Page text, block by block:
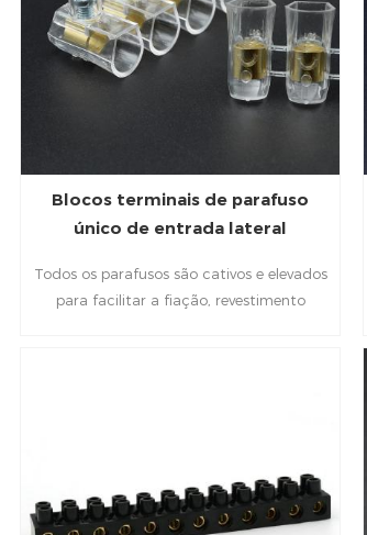
Blocos terminais de parafuso
único de entrada lateral
Todos os parafusos são cativos e elevados
para facilitar a fiação, revestimento